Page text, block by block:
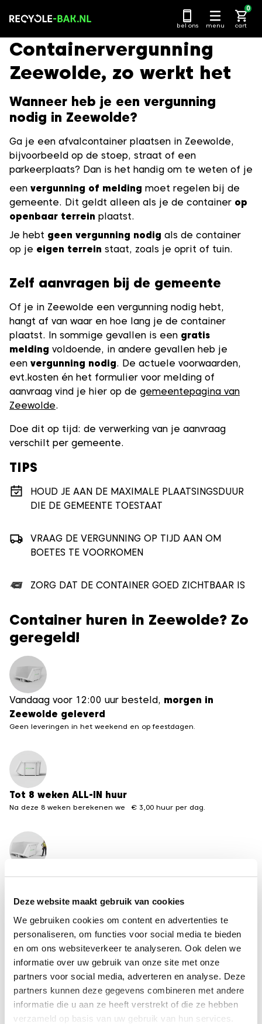
Deze website maakt gebruik van cookies
We gebruiken cookies om content en advertenties te
personaliseren, om functies voor social media te bieden
en om ons websiteverkeer te analyseren. Ook delen we
informatie over uw gebruik van onze site met onze
partners voor social media, adverteren en analyse. Deze
partners kunnen deze gegevens combineren met andere
informatie die u aan ze heeft verstrekt of die ze hebben
verzameld op basis van uw gebruik van hun services.
naar
bel ons menu cart
0
Containervergunning
Zeewolde, zo werkt het
Wanneer heb je een vergunning
nodig in Zeewolde?
Ga je een afvalcontainer plaatsen in Zeewolde,
bijvoorbeeld op de stoep, straat of een
parkeerplaats? Dan is het handig om te weten of je
een vergunning of melding moet regelen bij de
gemeente. Dit geldt alleen als je de container op
openbaar terrein plaatst.
Je hebt geen vergunning nodig als de container
op je eigen terrein staat, zoals je oprit of tuin.
Zelf aanvragen bij de gemeente
Of je in Zeewolde een vergunning nodig hebt,
hangt af van waar en hoe lang je de container
plaatst. In sommige gevallen is een gratis
melding voldoende, in andere gevallen heb je
een vergunning nodig. De actuele voorwaarden,
evt.kosten én het formulier voor melding of
aanvraag vind je hier op de gemeentepagina van
Zeewolde.
Doe dit op tijd: de verwerking van je aanvraag
verschilt per gemeente.
TIPS
HOUD JE AAN DE MAXIMALE PLAATSINGSDUUR
DIE DE GEMEENTE TOESTAAT
VRAAG DE VERGUNNING OP TIJD AAN OM
BOETES TE VOORKOMEN
ZORG DAT DE CONTAINER GOED ZICHTBAAR IS
Container huren in Zeewolde? Zo
geregeld!
Vandaag voor 12:00 uur besteld, morgen in
Zeewolde geleverd
Geen leveringen in het weekend en op feestdagen.
Tot 8 weken ALL-IN huur
Na deze 8 weken berekenen we € 3,00 huur per dag.
Meerdere formaten beschikbaar
←terug naar het overzicht containervergunningen
van andere steden
Disclaimer
De informatie op deze pagina is met zorg
samengesteld, maar kan per gemeente
veranderen. Recycle-bak is niet aansprakelijk voor